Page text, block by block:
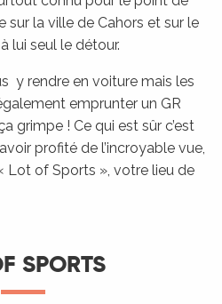
sur la ville de Cahors et sur le
lui seul le détour.
y rendre en voiture mais les
emprunter un GR
grimpe ! Ce qui est sûr c’est
profité de l’incroyable vue,
Lot of Sports », votre lieu de
SPORTS